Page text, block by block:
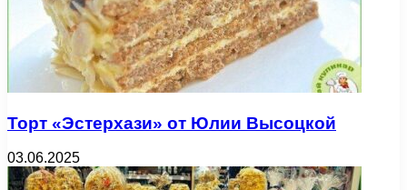
Торт «Эстерхази» от Юлии Высоцкой
03.06.2025